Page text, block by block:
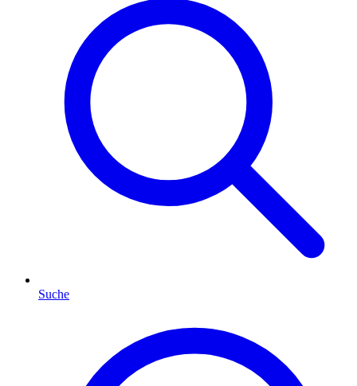
Suche